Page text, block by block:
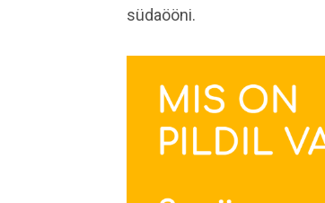
südaööni.